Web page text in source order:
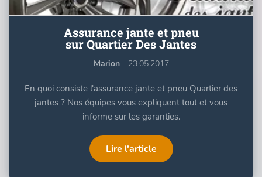
Assurance jante et pneu
sur Quartier Des Jantes
Marion - 23.05.2017
En quoi consiste l'assurance jante et pneu Quartier des
jantes ? Nos équipes vous expliquent tout et vous
informe sur les garanties.
Lire l'article